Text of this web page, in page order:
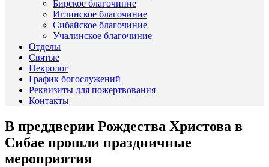
Бирское благочиние
Иглинское благочиние
Сибайское благочиние
Учалинское благочиние
Отделы
Святые
Некролог
График богослужений
Реквизиты для пожертвования
Контакты
В преддверии Рождества Христова в
Сибае прошли праздничные
мероприятия